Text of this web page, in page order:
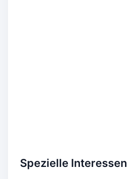
Spezielle Interessen